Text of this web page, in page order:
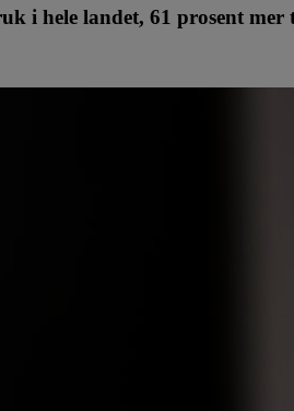
i hele landet, 61 prosent